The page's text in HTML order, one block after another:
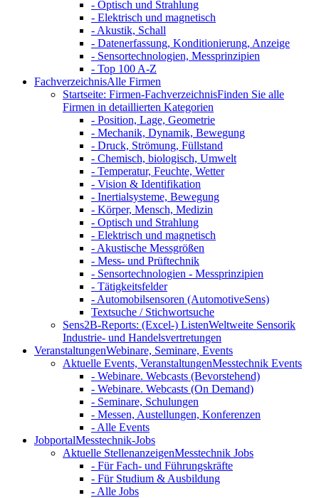
- Optisch und Strahlung
- Elektrisch und magnetisch
- Akustik, Schall
- Datenerfassung, Konditionierung, Anzeige
- Sensortechnologien, Messprinzipien
- Top 100 A-Z
FachverzeichnisAlle Firmen
Startseite: Firmen-FachverzeichnisFinden Sie alle
Firmen in detaillierten Kategorien
- Position, Lage, Geometrie
- Mechanik, Dynamik, Bewegung
- Druck, Strömung, Füllstand
- Chemisch, biologisch, Umwelt
- Temperatur, Feuchte, Wetter
- Vision & Identifikation
- Inertialsysteme, Bewegung
- Körper, Mensch, Medizin
- Optisch und Strahlung
- Elektrisch und magnetisch
- Akustische Messgrößen
- Mess- und Prüftechnik
- Sensortechnologien - Messprinzipien
- Tätigkeitsfelder
- Automobilsensoren (AutomotiveSens)
Textsuche / Stichwortsuche
Sens2B-Reports: (Excel-) ListenWeltweite Sensorik
Industrie- und Handelsvertretungen
VeranstaltungenWebinare, Seminare, Events
Aktuelle Events, VeranstaltungenMesstechnik Events
- Webinare. Webcasts (Bevorstehend)
- Webinare. Webcasts (On Demand)
- Seminare, Schulungen
- Messen, Austellungen, Konferenzen
- Alle Events
JobportalMesstechnik-Jobs
Aktuelle StellenanzeigenMesstechnik Jobs
- Für Fach- und Führungskräfte
- Für Studium & Ausbildung
- Alle Jobs